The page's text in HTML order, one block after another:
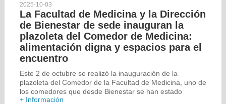
2025-10-03
La Facultad de Medicina y la Dirección
de Bienestar de sede inauguran la
plazoleta del Comedor de Medicina:
alimentación digna y espacios para el
encuentro
Este 2 de octubre se realizó la inauguración de la
plazoleta del Comedor de la Facultad de Medicina, uno de
los comedores que desde Bienestar se han estado
+ Información